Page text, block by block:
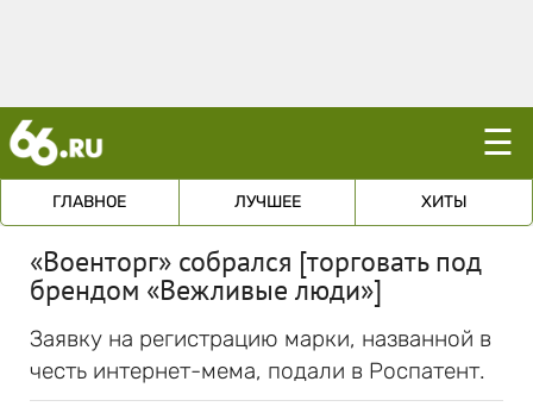
☰
ГЛАВНОЕ ЛУЧШЕЕ ХИТЫ
«Военторг» собрался [торговать под
брендом «Вежливые люди»]
Заявку на регистрацию марки, названной в
честь интернет-мема, подали в Роспатент.